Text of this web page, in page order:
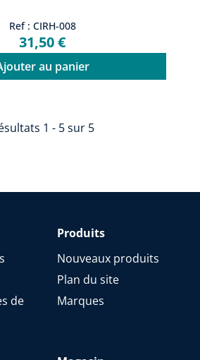
Ref : CIRH-008
31,50 €
au panier
1 - 5 sur 5
de
Produits
Nouveaux produits
Plan du site
Marques